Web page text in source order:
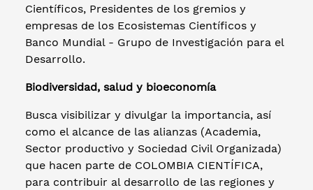
Científicos, Presidentes de los gremios y
empresas de los Ecosistemas Científicos y
Banco Mundial - Grupo de Investigación para el
Desarrollo.
Biodiversidad, salud y bioeconomía
Busca visibilizar y divulgar la importancia, así
como el alcance de las alianzas (Academia,
Sector productivo y Sociedad Civil Organizada)
que hacen parte de COLOMBIA CIENTÍFICA,
para contribuir al desarrollo de las regiones y